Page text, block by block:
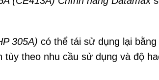
305A) có thể tái sử dụng lại
theo nhu cầu sử dụng và độ